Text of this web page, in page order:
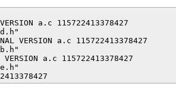
a.c 115722413378427
VERSION a.c 115722413378427
VERSION a.c 115722413378427